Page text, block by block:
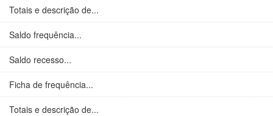
Totais e descrição de...
Saldo frequência...
Saldo recesso...
Ficha de frequência...
Totais e descrição de...